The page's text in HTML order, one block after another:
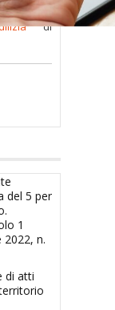
alla tua
di
del 5 per
1
n.
di atti